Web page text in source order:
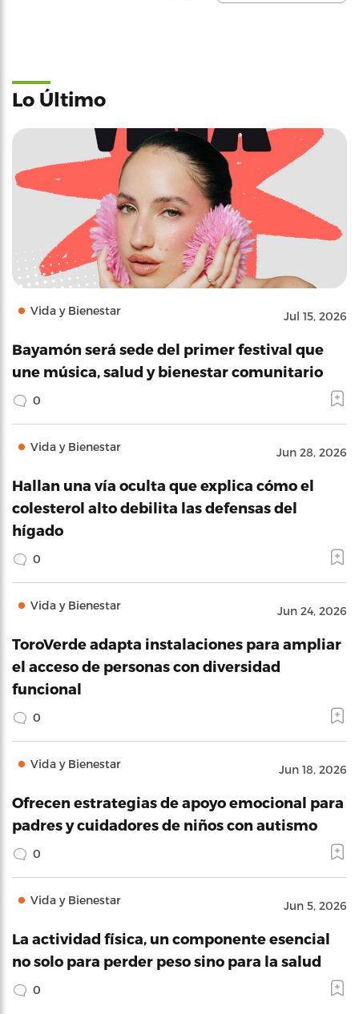
Lo Último
Vida y Bienestar Jul 15, 2026
Bayamón será sede del primer festival que
une música, salud y bienestar comunitario
0
Vida y Bienestar Jun 28, 2026
Hallan una vía oculta que explica cómo el
colesterol alto debilita las defensas del
hígado
0
Vida y Bienestar Jun 24, 2026
ToroVerde adapta instalaciones para ampliar
el acceso de personas con diversidad
funcional
0
Vida y Bienestar Jun 18, 2026
Ofrecen estrategias de apoyo emocional para
padres y cuidadores de niños con autismo
0
Vida y Bienestar Jun 5, 2026
La actividad física, un componente esencial
no solo para perder peso sino para la salud
0